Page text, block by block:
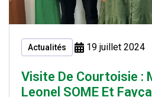
Actualités 19 juillet 2024
Visite De Courtoisie :
Leonel SOME Et